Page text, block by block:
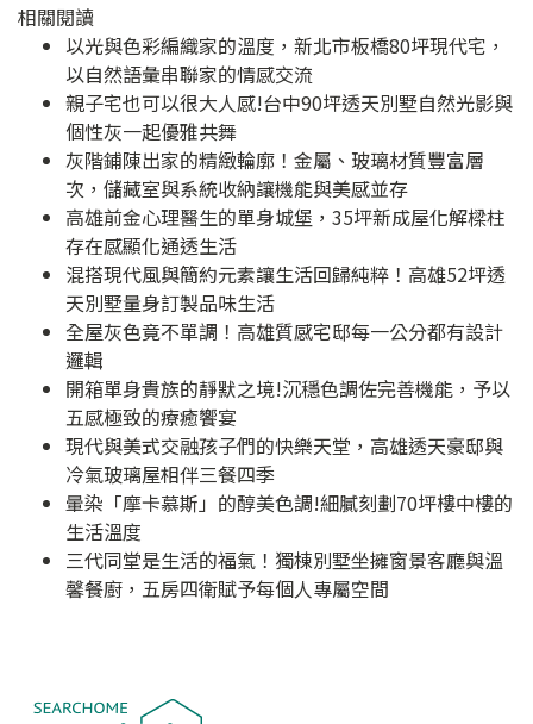
相關閱讀
以光與色彩編織家的溫度，新北市板橋80坪現代宅，
以自然語彙串聯家的情感交流
親子宅也可以很大人感!台中90坪透天別墅自然光影與
個性灰一起優雅共舞
灰階鋪陳出家的精緻輪廓！金屬、玻璃材質豐富層
次，儲藏室與系統收納讓機能與美感並存
高雄前金心理醫生的單身城堡，35坪新成屋化解樑柱
存在感顯化通透生活
混搭現代風與簡約元素讓生活回歸純粹！高雄52坪透
天別墅量身訂製品味生活
全屋灰色竟不單調！高雄質感宅邸每一公分都有設計
邏輯
開箱單身貴族的靜默之境!沉穩色調佐完善機能，予以
五感極致的療癒饗宴
現代與美式交融孩子們的快樂天堂，高雄透天豪邸與
冷氣玻璃屋相伴三餐四季
暈染「摩卡慕斯」的醇美色調!細膩刻劃70坪樓中樓的
生活溫度
三代同堂是生活的福氣！獨棟別墅坐擁窗景客廳與溫
馨餐廚，五房四衛賦予每個人專屬空間